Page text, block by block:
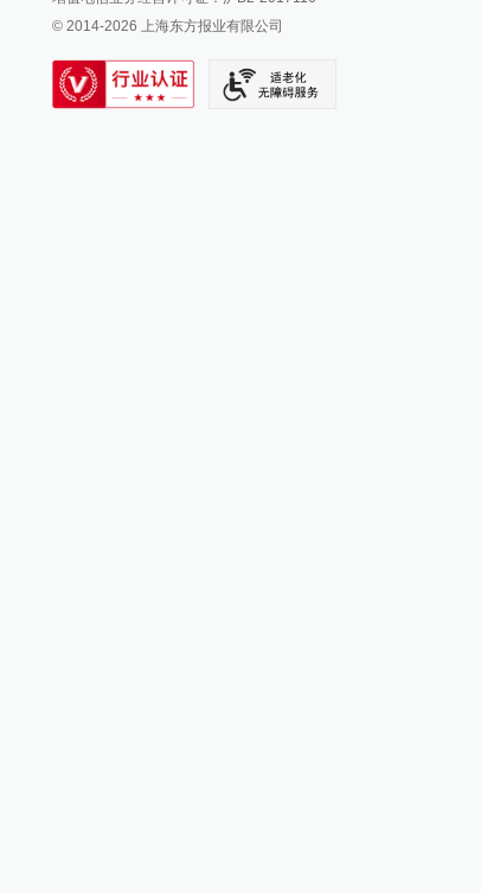
IP SHANGHAI
SIXTH TONE
© 2014-2026 上海东方报业有限公司